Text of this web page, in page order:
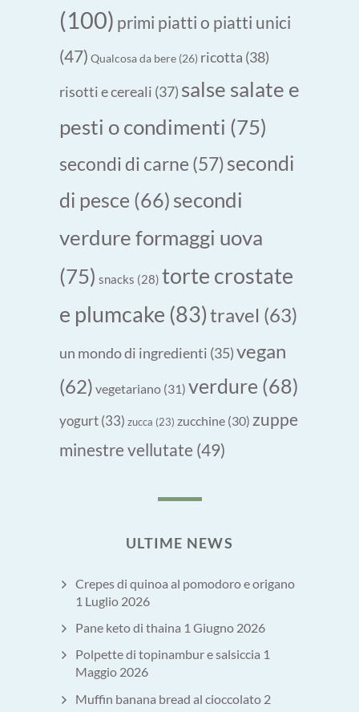
(100) primi piatti o piatti unici
(47) Qualcosa da bere (26) ricotta (38)
risotti e cereali (37) salse salate e
pesti o condimenti (75)
secondi di carne (57)secondi
di pesce (66) secondi
verdure formaggi uova
(75) snacks (28) torte crostate
e plumcake (83)travel (63)
un mondo di ingredienti (35)vegan
(62) vegetariano (31) verdure (68)
yogurt(33) zucca (23) zucchine (30) zuppe
minestre vellutate (49)
ULTIME NEWS
Crepes di quinoa al pomodoro e origano
1 Luglio 2026
Pane keto di thaina 1 Giugno 2026
Polpette di topinambur e salsiccia 1
Maggio 2026
Muffin banana bread al cioccolato 2